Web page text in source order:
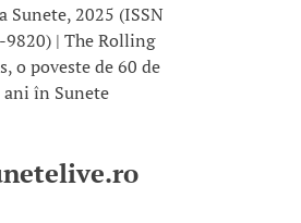
Sunete, 2025 (ISSN
9820) | The Rolling
o poveste de 60 de
ani în Sunete